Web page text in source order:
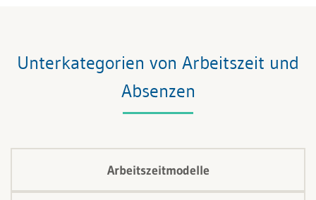
Unterkategorien von Arbeitszeit und
Absenzen
Arbeitszeitmodelle